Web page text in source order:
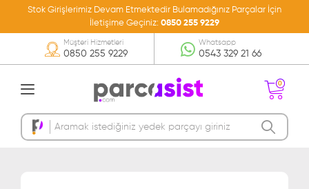
Stok Girişlerimiz Devam Etmektedir Bulamadığınız Parçalar İçin
İletişime Geçiniz: 0850 255 9229
0850 255 9229
Müşteri Hizmetleri
0543 329 21 66
Whatsapp
0
Sepetinizde Ürün